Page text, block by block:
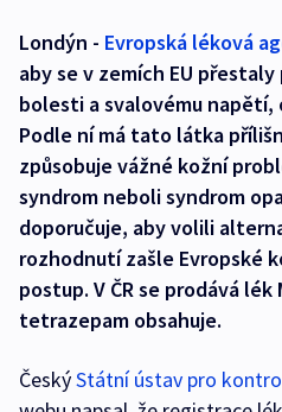
Londýn - Evropská léková
aby se v zemích EU
bolesti a svalovému
Podle ní má tato látka
způsobuje vážné kožní
syndrom neboli syndrom
doporučuje, aby volili
rozhodnutí zašle Evropské
postup. V ČR se prodává
tetrazepam obsahuje.
ČeskýStátní ústav pro